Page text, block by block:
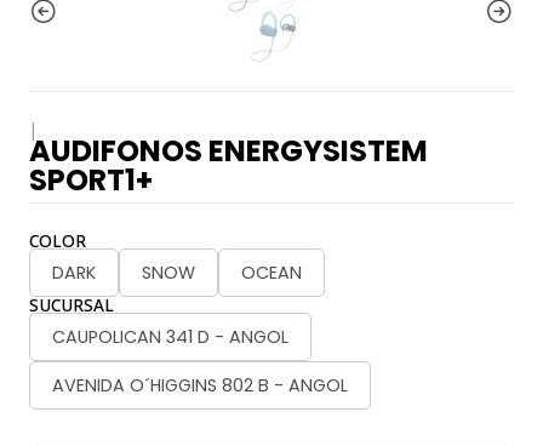
|
AUDIFONOS ENERGYSISTEM
SPORT1+
COLOR
DARK SNOW OCEAN
SUCURSAL
CAUPOLICAN 341 D - ANGOL
AVENIDA O´HIGGINS 802 B - ANGOL